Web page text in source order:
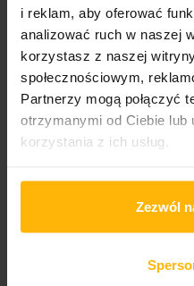
i reklam, aby oferować
analizować ruch w naszej
korzystasz z naszej
społecznościowym,
Partnerzy mogą połączyć
otrzymanymi od Ciebie lub
korzystania z ich usług.
Zezwól
Format nośnika
CD
Format okładki:
Jewel Case
Wydawnictwo 1/2
Numer katalogowy: